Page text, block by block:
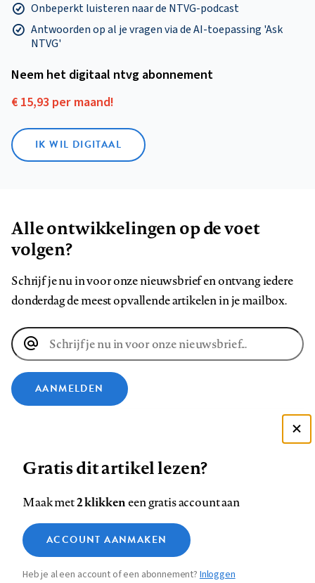
Onbeperkt luisteren naar de NTVG-podcast
Antwoorden op al je vragen via de AI-toepassing 'Ask
NTVG'
Neem het digitaal ntvg abonnement
€ 15,93 per maand!
IK WIL DIGITAAL
Alle ontwikkelingen op de voet
volgen?
Schrijf je nu in voor onze nieuwsbrief en ontvang iedere
donderdag de meest opvallende artikelen in je mailbox.
E-
mailadres
AANMELDEN
ons
op
Facebook
ons
op
LinkedIn
ons
op
Bluesky
ons
op
Instagram
ons
op
YouTube
ons
Footer
navigation
Contact Colofon Disclaimer Privacy
Medische vragen verdienen
betrouwbare antwoorden
Zie onze cookie policy
Analytische cookies
Marketing cookies
Gratis dit artikel lezen?
Maak met2 klikkeneen gratis account aan
ACCOUNT AANMAKEN
Heb je al een account of een abonnement?Inloggen